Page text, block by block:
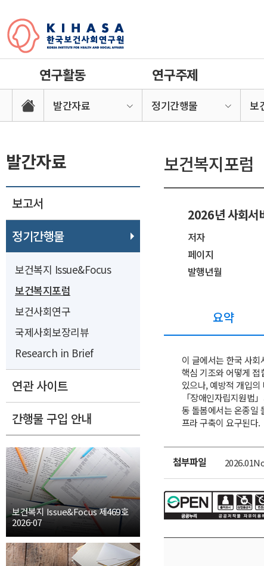
연구활동 연구주제
발간자료 정기간행물 보
발간자료
보고서
정기간행물
보건복지 Issue&Focus
보건복지포럼
보건사회연구
국제사회보장리뷰
Research in Brief
연관 사이트
간행물 구입 안내
보건복지 Issue&Focus 제469호
2026-07
보건복지포럼
2026년 사회서
저자
페이지
발행년월
요약
이 글에서는 한국 사
핵심 기조와 어떻게
있으나, 예방적 개입
「장애인자립지원법
동 돌봄에서는 온종일
프라 구축이 요구된다.
첨부파일
첨
부
파
일